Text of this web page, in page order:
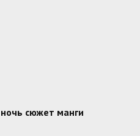
сюжет манги